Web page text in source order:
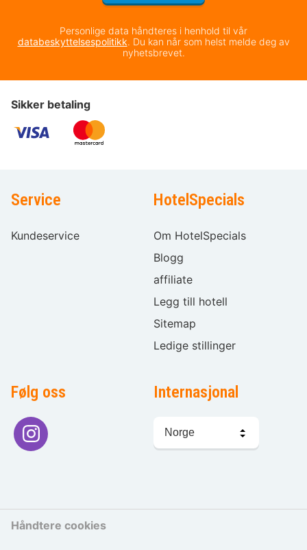
Personlige data håndteres i henhold til vår
databeskyttelsespolitikk. Du kan når som helst melde deg av
nyhetsbrevet.
Sikker betaling
Service
Kundeservice
HotelSpecials
Om HotelSpecials
Blogg
affiliate
Legg till hotell
Sitemap
Ledige stillinger
Følg oss Internasjonal
Håndtere cookies